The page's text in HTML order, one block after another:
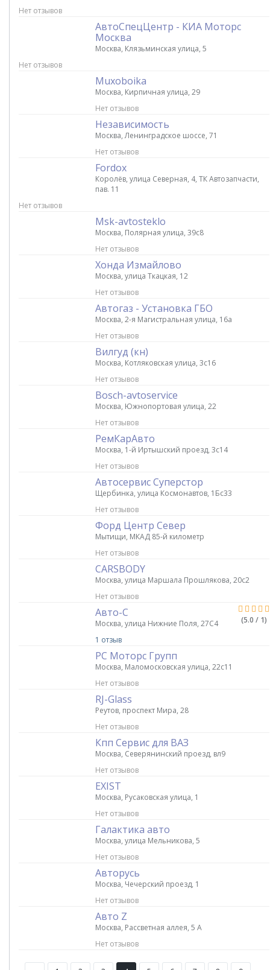
Нет отзывов
АвтоСпецЦентр - КИА Моторс
Москва
Москва, Клязьминская улица, 5
Нет отзывов
Muxoboika
Москва, Кирпичная улица, 29
Нет отзывов
Независимость
Москва, Ленинградское шоссе, 71
Нет отзывов
Fordox
Королёв, улица Северная, 4, ТК Автозапчасти,
пав. 11
Нет отзывов
Msk-avtosteklo
Москва, Полярная улица, 39c8
Нет отзывов
Хонда Измайлово
Москва, улица Ткацкая, 12
Нет отзывов
Автогаз - Установка ГБО
Москва, 2-я Магистральная улица, 16а
Нет отзывов
Вилгуд (кн)
Москва, Котляковская улица, 3с16
Нет отзывов
Bosch-avtoservice
Москва, Южнопортовая улица, 22
Нет отзывов
РемКарАвто
Москва, 1-й Иртышский проезд, 3с14
Нет отзывов
Автосервис Суперстор
Щербинка, улица Космонавтов, 1Бс33
Нет отзывов
Форд Центр Север
Мытищи, МКАД 85-й километр
Нет отзывов
CARSBODY
Москва, улица Маршала Прошлякова, 20с2
Нет отзывов
(5.0 / 1)
Авто-С
Москва, улица Нижние Поля, 27С4
1 отзыв
РС Моторс Групп
Москва, Маломосковская улица, 22с11
Нет отзывов
RJ-Glass
Реутов, проспект Мира, 28
Нет отзывов
Кпп Сервис для ВАЗ
Москва, Северянинский проезд, вл9
Нет отзывов
EXIST
Москва, Русаковская улица, 1
Нет отзывов
Галактика авто
Москва, улица Мельникова, 5
Нет отзывов
Авторусь
Москва, Чечерский проезд, 1
Нет отзывов
Авто Z
Москва, Рассветная аллея, 5 А
Нет отзывов